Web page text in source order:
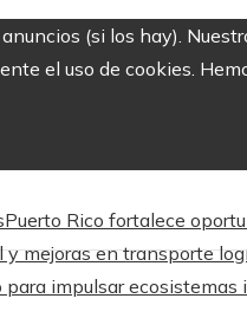
(si los hay).
el uso de cookies.
Puerto Rico fortalece
y mejoras en transporte
impulsar ecosistemas